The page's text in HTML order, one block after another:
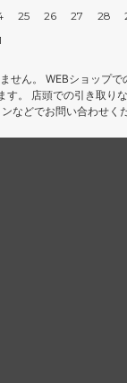
25 26 27 28
せん。 WEBショップで
す。 店頭での引き取り
などでお問い合わせく